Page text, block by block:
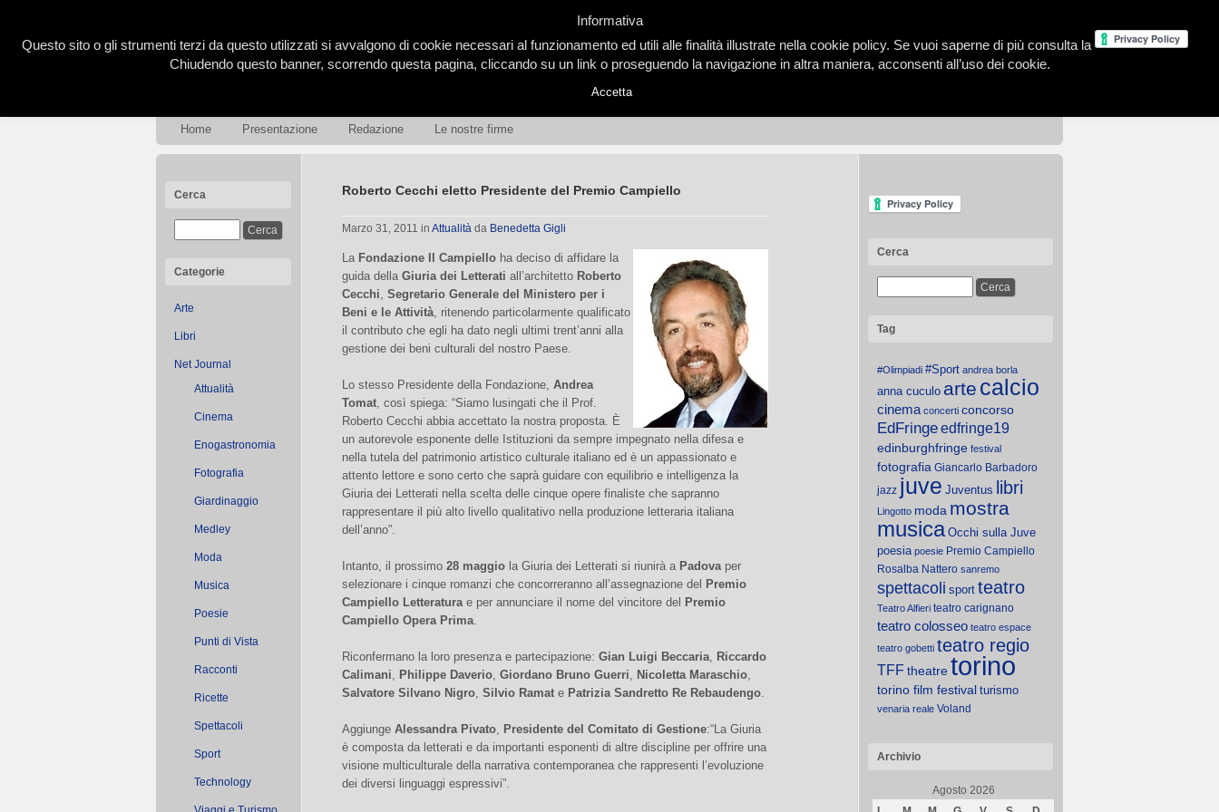
Home Presentazione Redazione Le nostre firme
Cerca
Categorie
Arte
Libri
Net Journal
Attualità
Cinema
Enogastronomia
Fotografia
Giardinaggio
Medley
Moda
Musica
Poesie
Punti di Vista
Racconti
Ricette
Spettacoli
Sport
Technology
Roberto Cecchi eletto Presidente del Premio Campiello
Marzo 31, 2011 in Attualità da Benedetta Gigli
La Fondazione Il Campiello ha deciso di affidare la
guida della Giuria dei Letterati all’architetto Roberto
Cecchi, Segretario Generale del Ministero per i
Beni e le Attività, ritenendo particolarmente qualificato
il contributo che egli ha dato negli ultimi trent’anni alla
gestione dei beni culturali del nostro Paese.
Lo stesso Presidente della Fondazione, Andrea
Tomat, così spiega: “Siamo lusingati che il Prof.
Roberto Cecchi abbia accettato la nostra proposta. È
un autorevole esponente delle Istituzioni da sempre impegnato nella difesa e
nella tutela del patrimonio artistico culturale italiano ed è un appassionato e
attento lettore e sono certo che saprà guidare con equilibrio e intelligenza la
Giuria dei Letterati nella scelta delle cinque opere finaliste che sapranno
rappresentare il più alto livello qualitativo nella produzione letteraria italiana
dell’anno”.
Intanto, il prossimo 28 maggio la Giuria dei Letterati si riunirà a Padovaper
selezionare i cinque romanzi che concorreranno all’assegnazione del Premio
Campiello Letteraturae per annunciare il nome del vincitore del Premio
Campiello Opera Prima.
Riconfermano la loro presenza e partecipazione: Gian Luigi Beccaria, Riccardo
Calimani, Philippe Daverio, Giordano Bruno Guerri, Nicoletta Maraschio,
Salvatore Silvano Nigro, Silvio Ramat e Patrizia Sandretto Re Rebaudengo.
Aggiunge Alessandra Pivato, Presidente del Comitato di Gestione:“La Giuria
è composta da letterati e da importanti esponenti di altre discipline per offrire una
visione multiculturale della narrativa contemporanea che rappresenti l’evoluzione
dei diversi linguaggi espressivi”.
Cerca
Tag
#Olimpiadi #Sport andrea borla
anna cuculo arte calcio
cinema concerti concorso
EdFringeedfringe19
edinburghfringe festival
fotografia Giancarlo Barbadoro
jazz juve Juventus libri
Lingotto moda mostra
musica Occhi sulla Juve
poesia poesie Premio Campiello
Rosalba Nattero sanremo
spettacoli sport teatro
Teatro Alfieri teatro carignano
teatro colosseo teatro espace
teatro gobetti teatro regio
TFFtheatretorino
torino film festival turismo
venaria reale Voland
Archivio
Agosto 2026
Informativa
Questo sito o gli strumenti terzi da questo utilizzati si avvalgono di cookie necessari al funzionamento ed utili alle finalità illustrate nella cookie policy. Se vuoi saperne di più consulta la
Chiudendo questo banner, scorrendo questa pagina, cliccando su un link o proseguendo la navigazione in altra maniera, acconsenti all’uso dei cookie.
Accetta